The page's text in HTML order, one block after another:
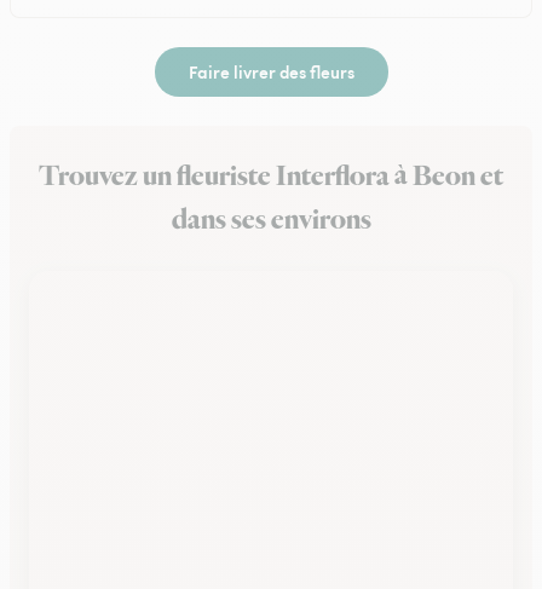
Faire livrer des fleurs
Trouvez un fleuriste Interflora à Beon et
dans ses environs